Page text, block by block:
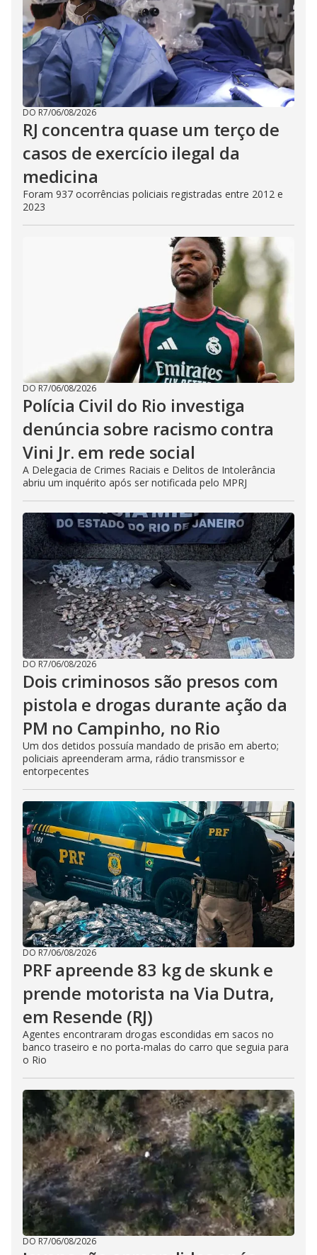
DO R7/06/08/2026
RJ concentra quase um terço de
casos de exercício ilegal da
medicina
Foram 937 ocorrências policiais registradas entre 2012 e
2023
DO R7/06/08/2026
Polícia Civil do Rio investiga
denúncia sobre racismo contra
Vini Jr. em rede social
A Delegacia de Crimes Raciais e Delitos de Intolerância
abriu um inquérito após ser notificada pelo MPRJ
DO R7/06/08/2026
Dois criminosos são presos com
pistola e drogas durante ação da
PM no Campinho, no Rio
Um dos detidos possuía mandado de prisão em aberto;
policiais apreenderam arma, rádio transmissor e
entorpecentes
DO R7/06/08/2026
PRF apreende 83 kg de skunk e
prende motorista na Via Dutra,
em Resende (RJ)
Agentes encontraram drogas escondidas em sacos no
banco traseiro e no porta-malas do carro que seguia para
o Rio
DO R7/06/08/2026